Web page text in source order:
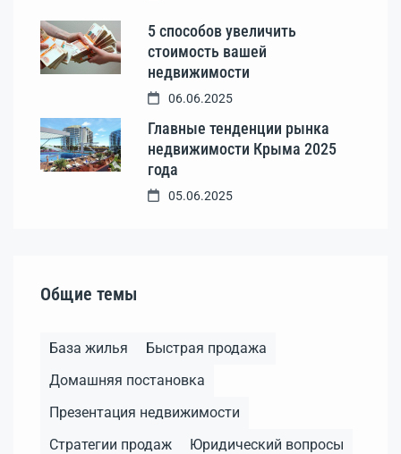
5 способов увеличить
стоимость вашей
недвижимости
06.06.2025
Главные тенденции рынка
недвижимости Крыма 2025
года
05.06.2025
Общие темы
База жилья
Быстрая продажа
Домашняя постановка
Презентация недвижимости
Стратегии продаж
Юридический вопросы